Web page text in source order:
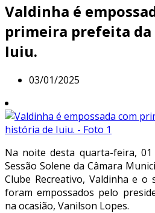
Valdinha é
primeira prefeita
Iuiu.
03/01/2025
Na noite desta quarta-feira,
Sessão Solene da Câmara
Clube Recreativo, Valdinha e o
foram empossados pelo
na ocasião, Vanilson Lopes.